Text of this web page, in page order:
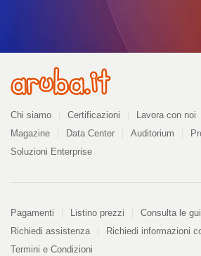
Azienda
Chi siamo Certificazioni Lavora con noi
Magazine
Data Center Auditorium
Soluzioni Enterprise
Pagamenti
Pagamenti Listino prezzi
Consulta le
Richiedi assistenza
Richiedi informazioni
Termini e Condizioni